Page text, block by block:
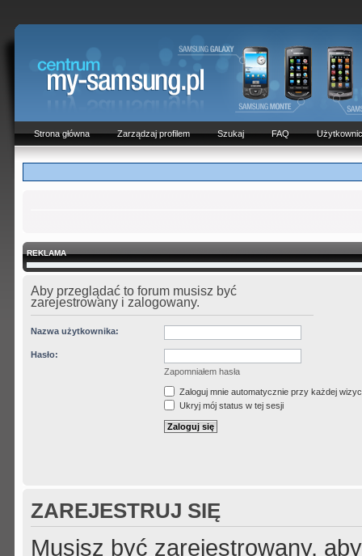
Strona główna Zarządzaj profilem Szukaj FAQ
REKLAMA
Aby przeglądać to forum musisz być
zarejestrowany i zalogowany.
Nazwa użytkownika:
Hasło:
Zapomniałem hasła
Zaloguj mnie automatycznie przy każdej
Ukryj mój status w tej sesji
ZAREJESTRUJ SIĘ
Musisz być zarejestrowany,